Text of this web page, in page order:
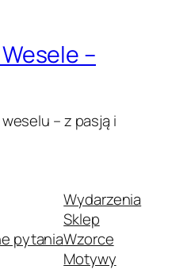
–
– z pasją i
pytania
Wydarzenia
Sklep
Wzorce
Motywy